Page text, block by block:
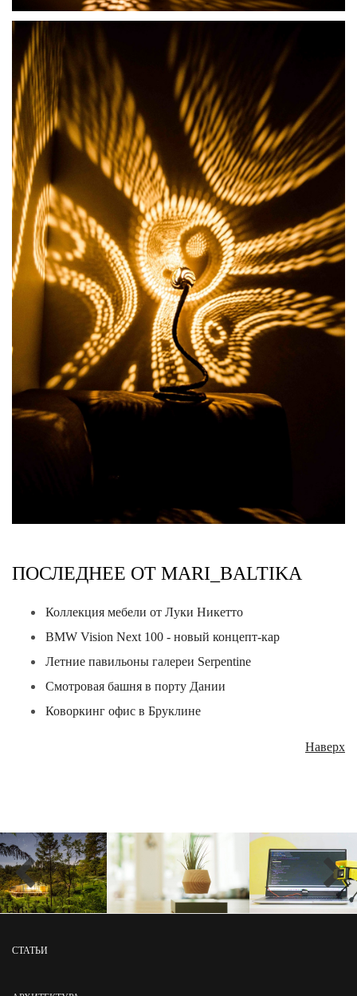
ПОСЛЕДНЕЕ ОТ MARI_BALTIKA
Коллекция мебели от Луки Никетто
BMW Vision Next 100 - новый концепт-кар
Летние павильоны галереи Serpentine
Смотровая башня в порту Дании
Коворкинг офис в Бруклине
Наверх
СТАТЬИ